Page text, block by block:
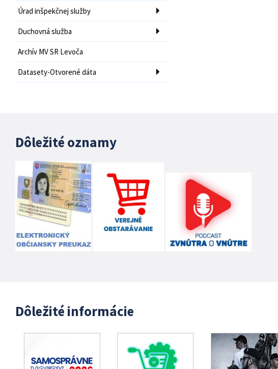
Úrad inšpekčnej služby
Duchovná služba
Archív MV SR Levoča
Datasety-Otvorené dáta
Dôležité oznamy
Dôležité informácie